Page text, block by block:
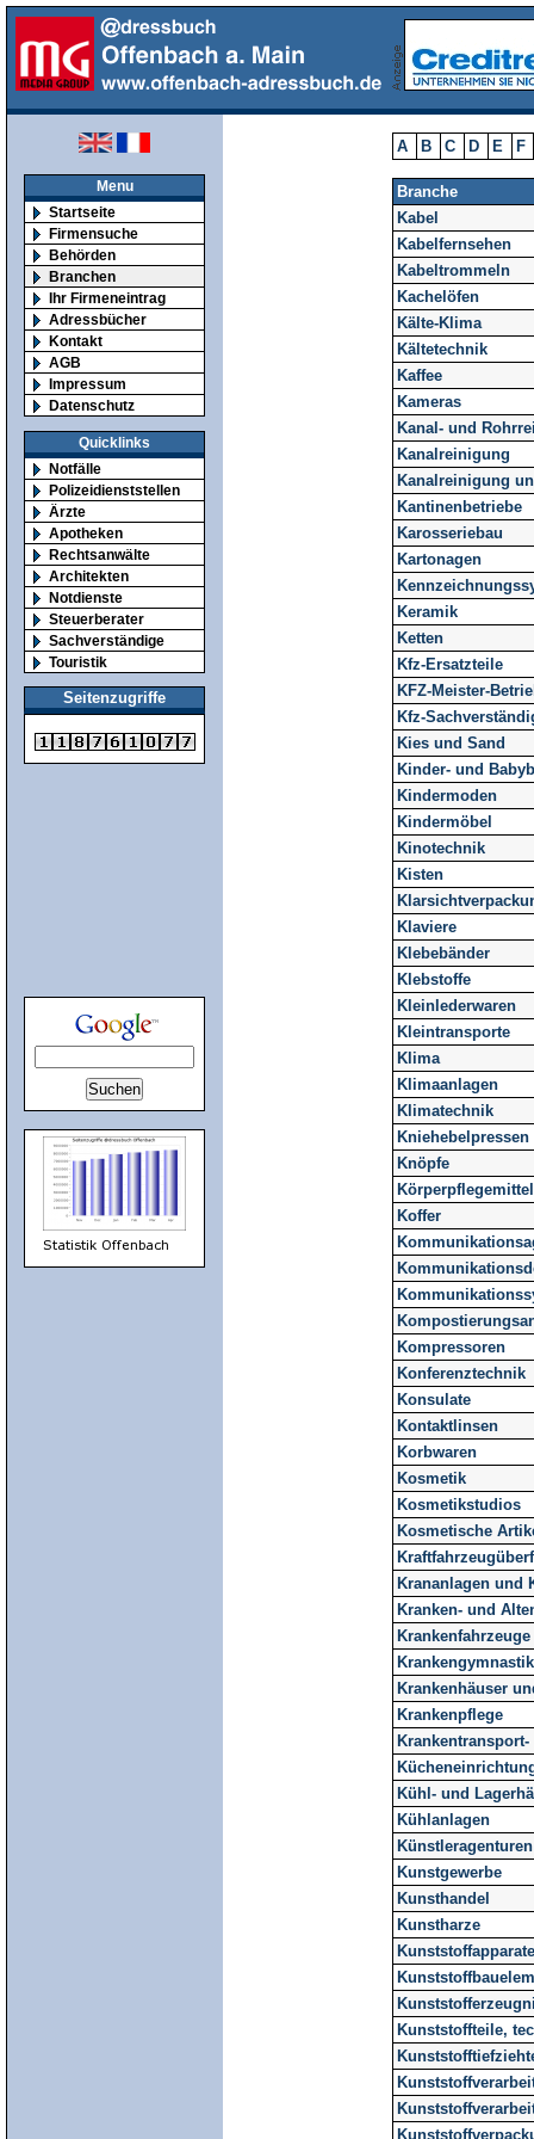
Menu
Startseite
Firmensuche
Behörden
Branchen
Ihr Firmeneintrag
Adressbücher
Kontakt
AGB
Impressum
Datenschutz
Quicklinks
Notfälle
Polizeidienststellen
Ärzte
Apotheken
Rechtsanwälte
Architekten
Notdienste
Steuerberater
Sachverständige
Touristik
Seitenzugriffe
A B C D E F
Branche
Kabel
Kabelfernsehen
Kabeltrommeln
Kachelöfen
Kälte-Klima
Kältetechnik
Kaffee
Kameras
Kanal- und
Kanalreinigung
Kanalreinigung
Kantinenbetriebe
Karosseriebau
Kartonagen
Keramik
Ketten
Kfz-Ersatzteile
KFZ-Meister-
Kfz-
Kies und Sand
Kinder- und
Kindermoden
Kindermöbel
Kinotechnik
Kisten
Klaviere
Klebebänder
Klebstoffe
Kleinlederwaren
Kleintransporte
Klima
Klimaanlagen
Klimatechnik
Kniehebelpressen
Knöpfe
Körperpflegemittel
Koffer
Kompressoren
Konferenztechnik
Konsulate
Kontaktlinsen
Korbwaren
Kosmetik
Kosmetikstudios
Kosmetische
Krananlagen und
Kranken- und
Krankenfahrzeuge
Krankengymnastik
Krankenhäuser
Krankenpflege
Kühl- und
Kühlanlagen
Künstleragenturen
Kunstgewerbe
Kunsthandel
Kunstharze
Kunststoffteile,